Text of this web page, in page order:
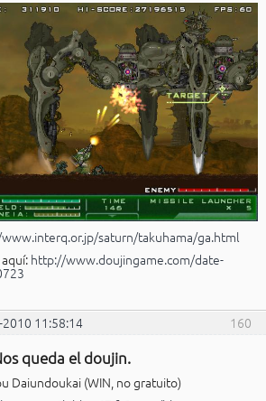
saturn/takuhama/ga.html
http://www.doujingame.com/date-
160
11:58:14
queda el doujin.
Daiundoukai (WIN, no gratuito)